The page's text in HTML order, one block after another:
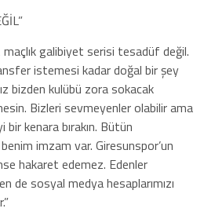
galibiyet serisi tesadüf değil.
istemesi kadar doğal bir şey
bizden kulübü zora sokacak
Bizleri sevmeyenler olabilir ama
kenara bırakın. Bütün
imzam var. Giresunspor’un
hakaret edemez. Edenler
de sosyal medya hesaplarımızı